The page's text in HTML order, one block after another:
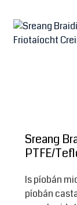
Sreang
PTFE/
Is píobán
píobán